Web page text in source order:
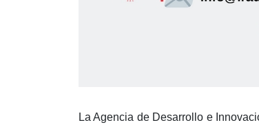
La Agencia de Desarrollo e